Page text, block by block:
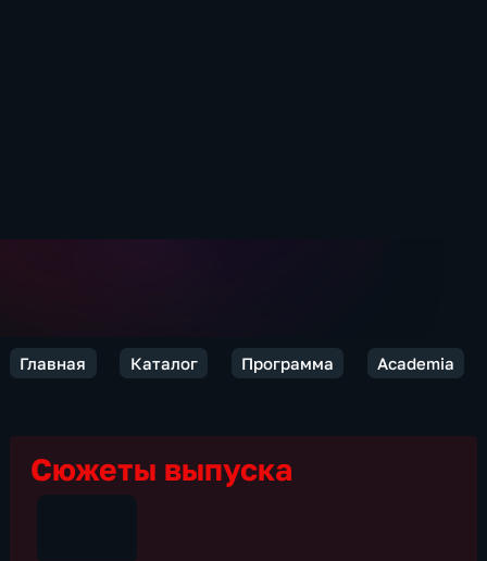
Главная Каталог Программа Academia
Сюжеты выпуска